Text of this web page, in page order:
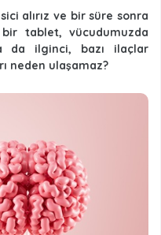
alırız ve bir süre sonra
bir tablet, vücudumuzda
da ilginci, bazı ilaçlar
neden ulaşamaz?